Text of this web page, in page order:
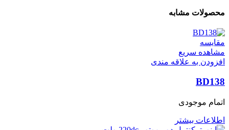
محصولات مشابه
مقایسه
مشاهده سریع
افزودن به علاقه مندی
BD138
اتمام موجودی
اطلاعات بیشتر